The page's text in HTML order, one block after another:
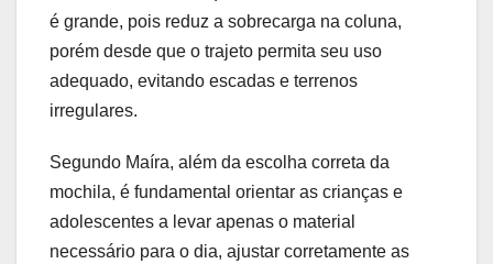
é grande, pois reduz a sobrecarga na coluna,
porém desde que o trajeto permita seu uso
adequado, evitando escadas e terrenos
irregulares.
Segundo Maíra, além da escolha correta da
mochila, é fundamental orientar as crianças e
adolescentes a levar apenas o material
necessário para o dia, ajustar corretamente as